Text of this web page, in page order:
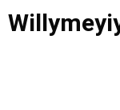
Saltar